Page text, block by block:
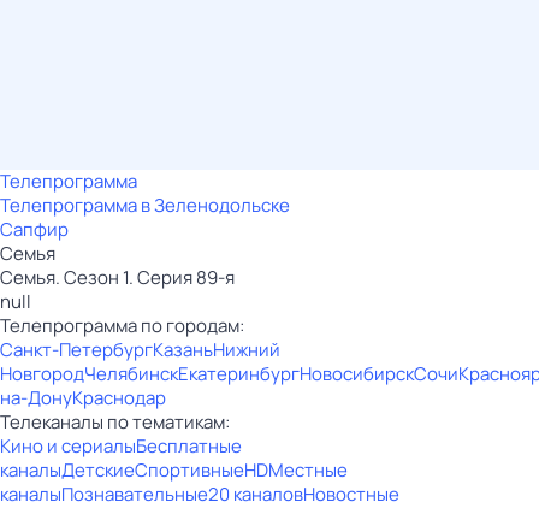
Телепрограмма
Телепрограмма в Зеленодольске
Сапфир
Семья
Семья. Сезон 1. Серия 89-я
null
Телепрограмма по городам:
Санкт-ПетербургКазаньНижний
НовгородЧелябинскЕкатеринбургНовосибирскСочи
на-ДонуКраснодар
Телеканалы по тематикам:
Кино и сериалыБесплатные
каналыДетскиеСпортивныеHDМестные
каналыПознавательные20 каналовНовостные